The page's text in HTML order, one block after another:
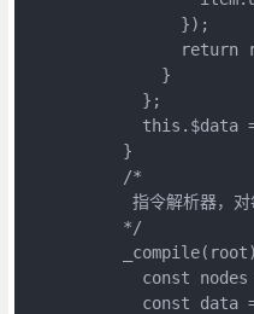
                });
return
              }
            };
this.$data
          }
          /*
指令解析器，对
          */
const
const data